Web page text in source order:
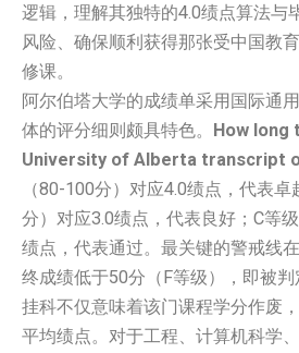
逻辑，理解其独特的4.0绩点算法与
风险、确保顺利获得那张受中国教
修课。
阿尔伯塔大学的成绩单采用国际通
体的评分细则颇具特色。 How long
University of Alberta transcript
（80-100分）对应4.0绩点，代表
分）对应3.0绩点，代表良好；C等
绩点，代表通过。最关键的警戒线
终成绩低于50分（F等级），即被判
挂科不仅意味着该门课程学分作废
平均绩点。对于工程、计算机科学